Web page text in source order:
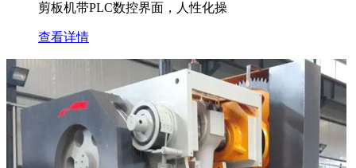
剪板机带PLC数控界面，人性化操
查看详情